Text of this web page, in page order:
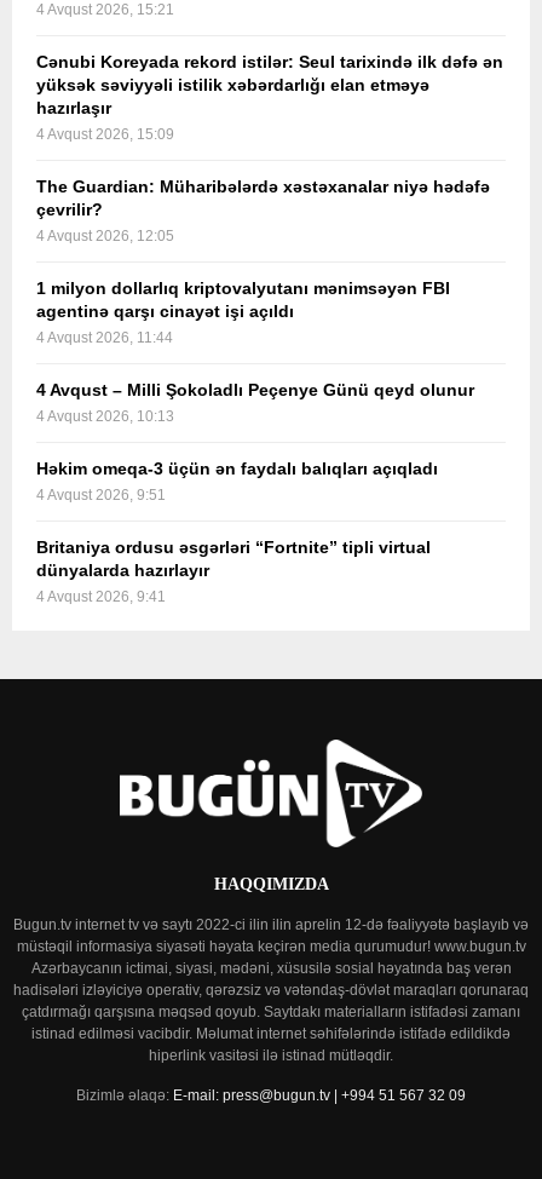
4 Avqust 2026, 15:21
Cənubi Koreyada rekord istilər: Seul tarixində ilk dəfə ən
yüksək səviyyəli istilik xəbərdarlığı elan etməyə
hazırlaşır
4 Avqust 2026, 15:09
The Guardian: Müharibələrdə xəstəxanalar niyə hədəfə
çevrilir?
4 Avqust 2026, 12:05
1 milyon dollarlıq kriptovalyutanı mənimsəyən FBI
agentinə qarşı cinayət işi açıldı
4 Avqust 2026, 11:44
4 Avqust – Milli Şokoladlı Peçenye Günü qeyd olunur
4 Avqust 2026, 10:13
Həkim omeqa-3 üçün ən faydalı balıqları açıqladı
4 Avqust 2026, 9:51
Britaniya ordusu əsgərləri “Fortnite” tipli virtual
dünyalarda hazırlayır
4 Avqust 2026, 9:41
HAQQIMIZDA
Bugun.tv internet tv və saytı 2022-ci ilin ilin aprelin 12-də fəaliyyətə başlayıb və
müstəqil informasiya siyasəti həyata keçirən media qurumudur! www.bugun.tv
Azərbaycanın ictimai, siyasi, mədəni, xüsusilə sosial həyatında baş verən
hadisələri izləyiciyə operativ, qərəzsiz və vətəndaş-dövlət maraqları qorunaraq
çatdırmağı qarşısına məqsəd qoyub. Saytdakı materialların istifadəsi zamanı
istinad edilməsi vacibdir. Məlumat internet səhifələrində istifadə edildikdə
hiperlink vasitəsi ilə istinad mütləqdir.
Bizimlə əlaqə: E-mail: press@bugun.tv | +994 51 567 32 09